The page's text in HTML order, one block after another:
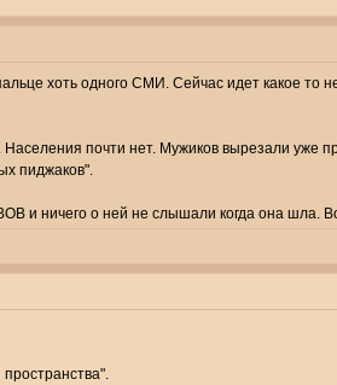
хоть одного СМИ. Сейчас идет какое то
почти нет. Мужиков вырезали уже
пиджаков".
и ничего о ней не слышали когда она шла.